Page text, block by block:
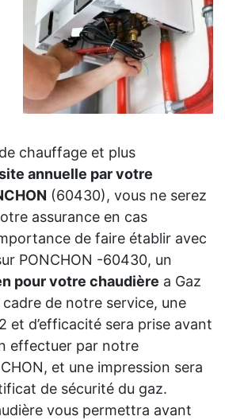
chauffage et plus
annuelle par votre
(60430), vous ne serez
assurance en cas
de faire établir avec
PONCHON -60430, un
pour votre chaudière a Gaz
cadre de notre service, une
et d’efficacité sera prise avant
effectuer par notre
et une impression sera
de sécurité du gaz.
vous permettra avant